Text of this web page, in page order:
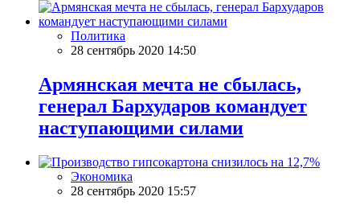
Политика
28 сентябрь 2020 14:50
Армянская мечта не сбылась,
генерал Бархударов командует
наступающими силами
Экономика
28 сентябрь 2020 15:57